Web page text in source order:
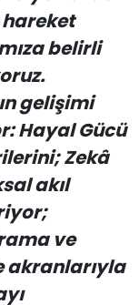
belirli
gelişimi
Hayal Gücü
Zekâ
akıl
ve
akranlarıyla